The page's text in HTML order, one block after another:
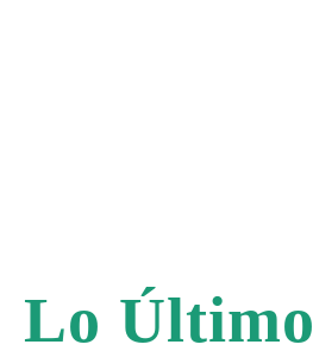
Lo Último